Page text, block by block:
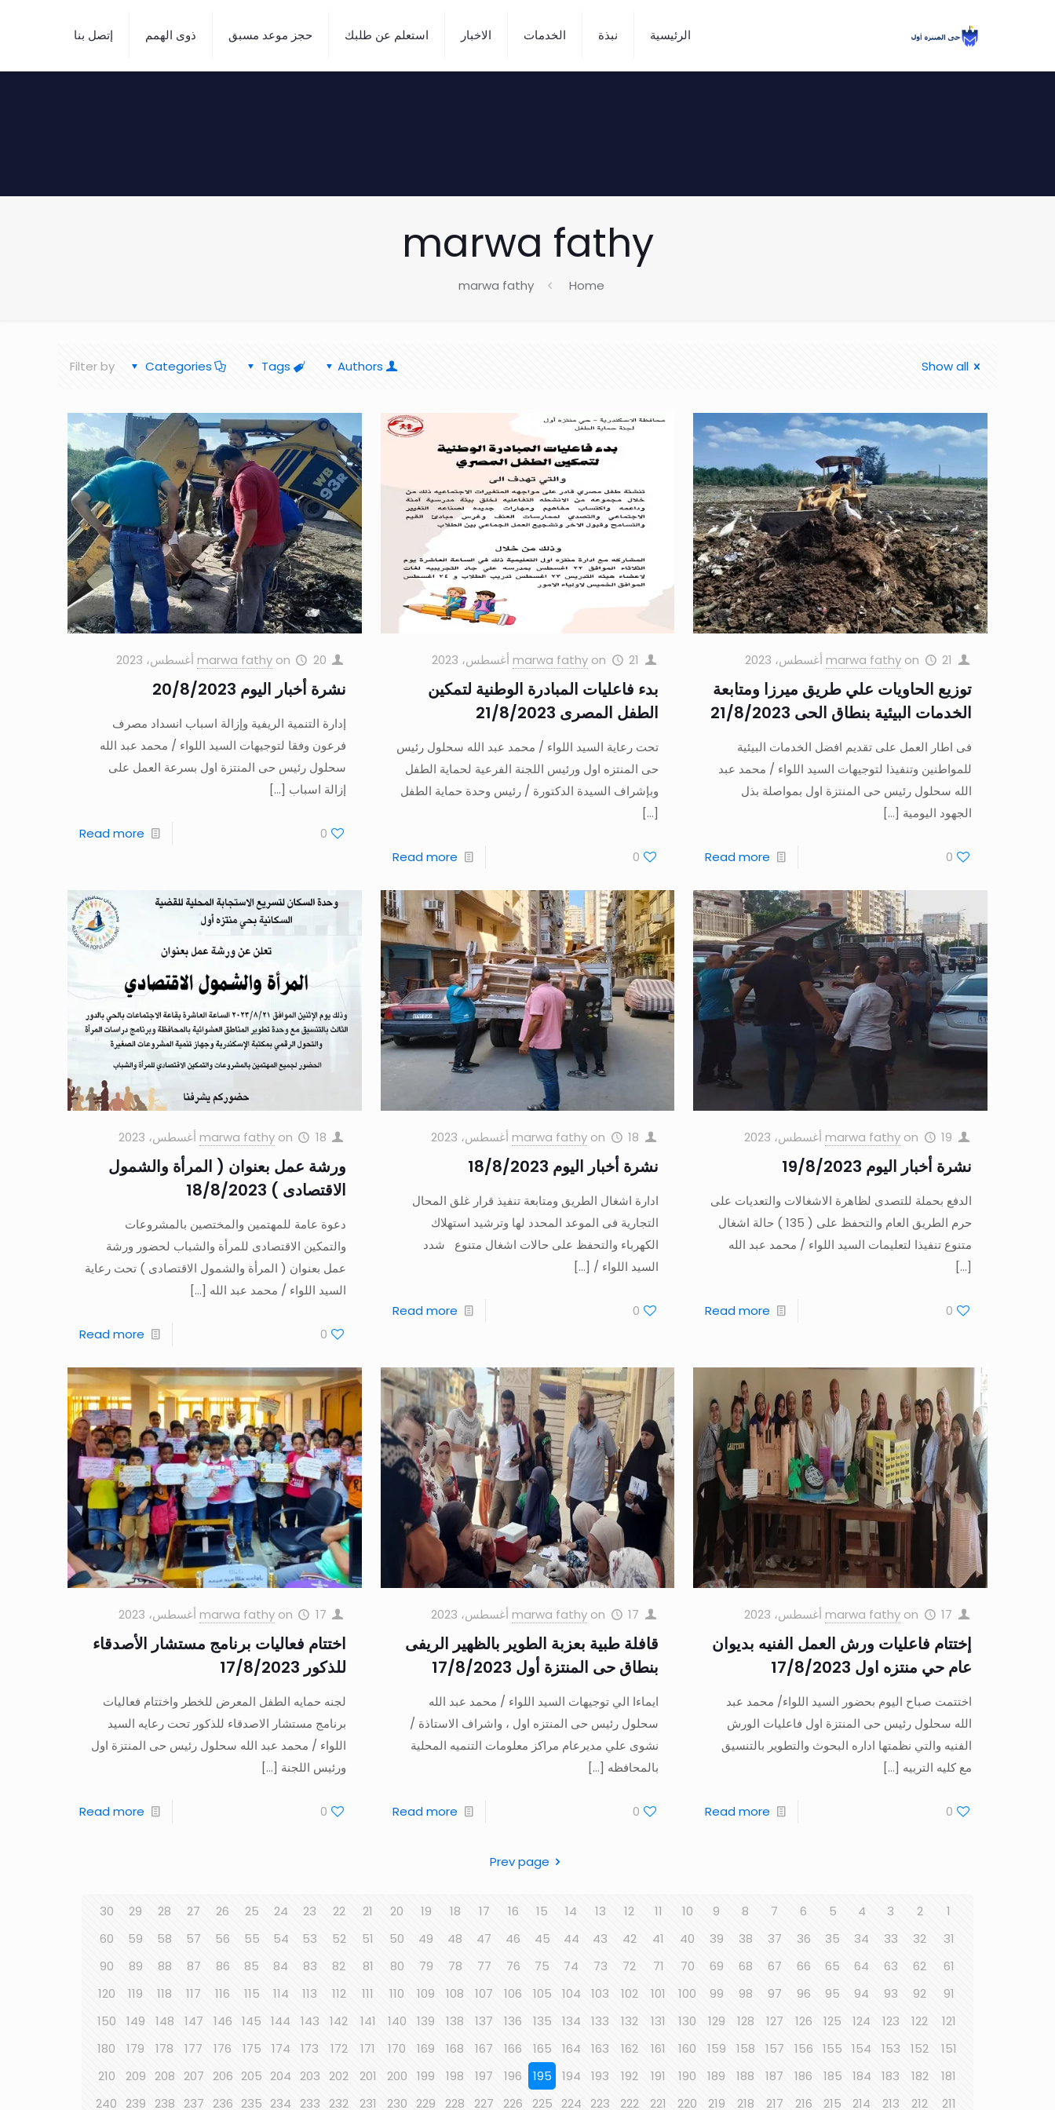
الرئيسية نبذة الخدمات الاخبار استعلم عن طلبك حجز موعد مسبق ذوى الهمم إتصل بنا
marwa fathy
Home
marwa fathy
Filter by Categories Tags Authors Show all
marwa fathy on 21 أغسطس، 2023
توزيع الحاويات علي طريق ميرزا ومتابعة
الخدمات البيئية بنطاق الحى 21/8/2023
فى اطار العمل على تقديم افضل الخدمات البيئية
للمواطنين وتنفيذا لتوجيهات السيد اللواء / محمد عبد
الله سحلول رئيس حى المنتزة اول بمواصلة بذل
الجهود اليومية […]
0
Read more
marwa fathy on 21 أغسطس، 2023
بدء فاعليات المبادرة الوطنية لتمكين
الطفل المصرى 21/8/2023
تحت رعاية السيد اللواء / محمد عبد الله سحلول رئيس
حى المنتزه اول ورئيس اللجنة الفرعية لحماية الطفل
وبإشراف السيدة الدكتورة / رئيس وحدة حماية الطفل
[…]
0
Read more
marwa fathy on 20 أغسطس، 2023
نشرة أخبار اليوم 20/8/2023
إدارة التنمية الريفية وإزالة اسباب انسداد مصرف
فرعون وفقا لتوجيهات السيد اللواء / محمد عبد الله
سحلول رئيس حى المنتزة اول بسرعة العمل على
إزالة اسباب […]
0
Read more
marwa fathy on 19 أغسطس، 2023
نشرة أخبار اليوم 19/8/2023
الدفع بحملة للتصدى لظاهرة الاشغالات والتعديات على
حرم الطريق العام والتحفظ على ( 135 ) حالة اشغال
متنوع تنفيذا لتعليمات السيد اللواء / محمد عبد الله
[…]
0
Read more
marwa fathy on 18 أغسطس، 2023
نشرة أخبار اليوم 18/8/2023
ادارة اشغال الطريق ومتابعة تنفيذ قرار غلق المحال
التجارية فى الموعد المحدد لها وترشيد استهلاك
الكهرباء والتحفظ على حالات اشغال متنوع شدد
السيد اللواء / […]
0
Read more
marwa fathy on 18 أغسطس، 2023
ورشة عمل بعنوان ( المرأة والشمول
الاقتصادى ) 18/8/2023
دعوة عامة للمهتمين والمختصين بالمشروعات
والتمكين الاقتصادى للمرأة والشباب لحضور ورشة
عمل بعنوان ( المرأة والشمول الاقتصادى ) تحت رعاية
السيد اللواء / محمد عبد الله […]
0
Read more
marwa fathy on 17 أغسطس، 2023
إختتام فاعليات ورش العمل الفنيه بديوان
عام حي منتزه اول 17/8/2023
اختتمت صباح اليوم بحضور السيد اللواء/ محمد عبد
الله سحلول رئيس حى المنتزة اول فاعليات الورش
الفنيه والتي نظمتها اداره البحوث والتطوير بالتنسيق
مع كليه التربيه […]
0
Read more
marwa fathy on 17 أغسطس، 2023
قافلة طبية بعزبة الطوير بالظهير الريفى
بنطاق حى المنتزة أول 17/8/2023
ايماءا الي توجيهات السيد اللواء / محمد عبد الله
سحلول رئيس حى المنتزه اول ، واشراف الاستاذة /
نشوى علي مديرعام مراكز معلومات التنميه المحلية
بالمحافظه […]
0
Read more
marwa fathy on 17 أغسطس، 2023
اختتام فعاليات برنامج مستشار الأصدقاء
للذكور 17/8/2023
لجنه حمايه الطفل المعرض للخطر واختتام فعاليات
برنامج مستشار الاصدقاء للذكور تحت رعايه السيد
اللواء / محمد عبد الله سحلول رئيس حى المنتزة اول
ورئيس اللجنة […]
0
Read more
Prev page
1
2
3
4
5
6
7
8
9
10
11
12
13
14
15
16
17
18
19
20
21
22
23
24
25
26
27
28
29
30
31
32
33
34
35
36
37
38
39
40
41
42
43
44
45
46
47
48
49
50
51
52
53
54
55
56
57
58
59
60
61
62
63
64
65
66
67
68
69
70
71
72
73
74
75
76
77
78
79
80
81
82
83
84
85
86
87
88
89
90
91
92
93
94
95
96
97
98
99
100
101
102
103
104
105
106
107
108
109
110
111
112
113
114
115
116
117
118
119
120
121
122
123
124
125
126
127
128
129
130
131
132
133
134
135
136
137
138
139
140
141
142
143
144
145
146
147
148
149
150
151
152
153
154
155
156
157
158
159
160
161
162
163
164
165
166
167
168
169
170
171
172
173
174
175
176
177
178
179
180
181
182
183
184
185
186
187
188
189
190
191
192
193
194
195
196
197
198
199
200
201
202
203
204
205
206
207
208
209
210
211
212
213
214
215
216
217
218
219
220
221
222
223
224
225
226
227
228
229
230
231
232
233
234
235
236
237
238
239
240